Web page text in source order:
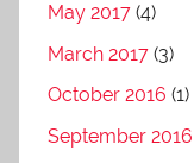
May 2017 (4)
March 2017 (3)
October 2016 (1)
September 2016